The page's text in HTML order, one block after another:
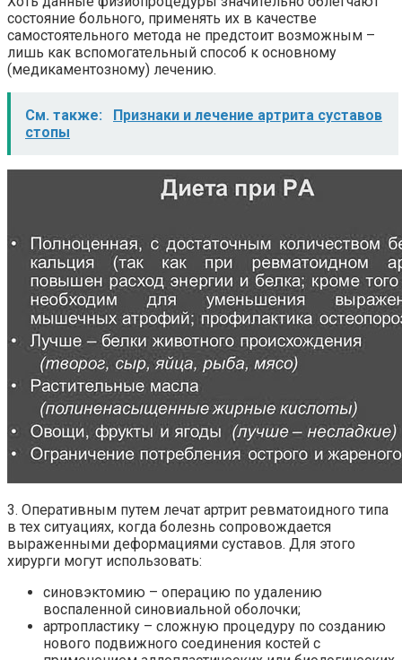
состояние больного, применять их в качестве
самостоятельного метода не предстоит возможным –
лишь как вспомогательный способ к основному
(медикаментозному) лечению.
См. также:
Признаки и лечение артрита суставов
стопы
3. Оперативным путем лечат артрит ревматоидного типа
в тех ситуациях, когда болезнь сопровождается
выраженными деформациями суставов. Для этого
хирурги могут использовать:
синовэктомию – операцию по удалению
воспаленной синовиальной оболочки;
артропластику – сложную процедуру по созданию
нового подвижного соединения костей с